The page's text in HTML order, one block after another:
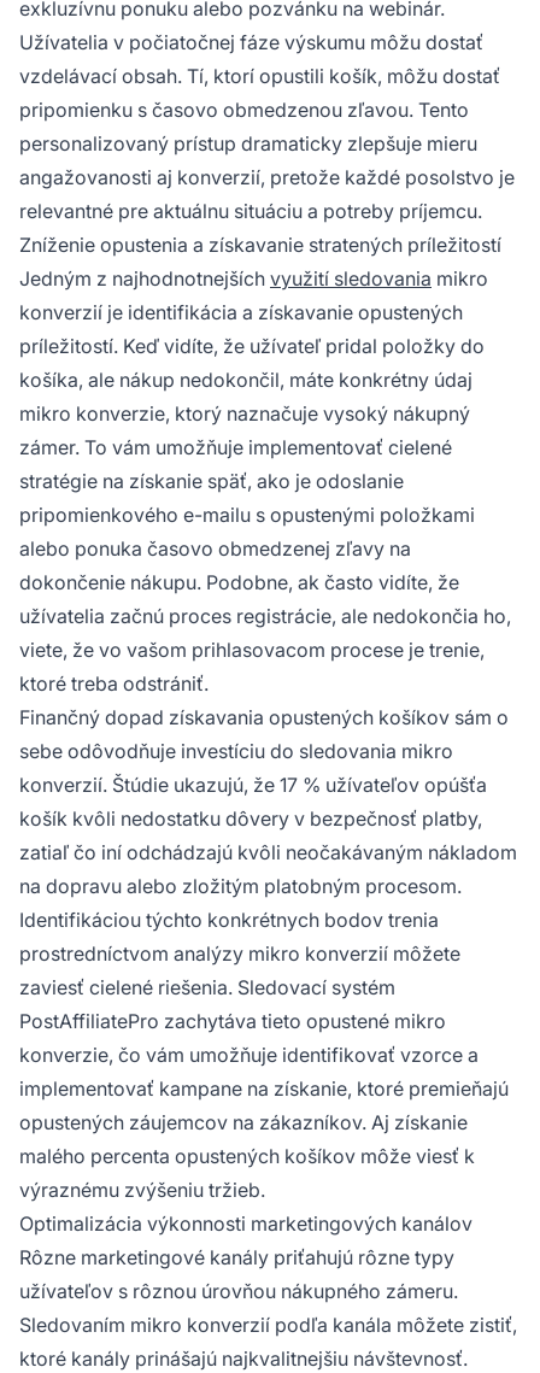
exkluzívnu ponuku alebo pozvánku na webinár.
Užívatelia v počiatočnej fáze výskumu môžu dostať
vzdelávací obsah. Tí, ktorí opustili košík, môžu dostať
pripomienku s časovo obmedzenou zľavou. Tento
personalizovaný prístup dramaticky zlepšuje mieru
angažovanosti aj konverzií, pretože každé posolstvo je
relevantné pre aktuálnu situáciu a potreby príjemcu.
Zníženie opustenia a získavanie stratených príležitostí
Jedným z najhodnotnejších využití sledovania mikro
konverzií je identifikácia a získavanie opustených
príležitostí. Keď vidíte, že užívateľ pridal položky do
košíka, ale nákup nedokončil, máte konkrétny údaj
mikro konverzie, ktorý naznačuje vysoký nákupný
zámer. To vám umožňuje implementovať cielené
stratégie na získanie späť, ako je odoslanie
pripomienkového e-mailu s opustenými položkami
alebo ponuka časovo obmedzenej zľavy na
dokončenie nákupu. Podobne, ak často vidíte, že
užívatelia začnú proces registrácie, ale nedokončia ho,
viete, že vo vašom prihlasovacom procese je trenie,
ktoré treba odstrániť.
Finančný dopad získavania opustených košíkov sám o
sebe odôvodňuje investíciu do sledovania mikro
konverzií. Štúdie ukazujú, že 17 % užívateľov opúšťa
košík kvôli nedostatku dôvery v bezpečnosť platby,
zatiaľ čo iní odchádzajú kvôli neočakávaným nákladom
na dopravu alebo zložitým platobným procesom.
Identifikáciou týchto konkrétnych bodov trenia
prostredníctvom analýzy mikro konverzií môžete
zaviesť cielené riešenia. Sledovací systém
PostAffiliatePro zachytáva tieto opustené mikro
konverzie, čo vám umožňuje identifikovať vzorce a
implementovať kampane na získanie, ktoré premieňajú
opustených záujemcov na zákazníkov. Aj získanie
malého percenta opustených košíkov môže viesť k
výraznému zvýšeniu tržieb.
Optimalizácia výkonnosti marketingových kanálov
Rôzne marketingové kanály priťahujú rôzne typy
užívateľov s rôznou úrovňou nákupného zámeru.
Sledovaním mikro konverzií podľa kanála môžete zistiť,
ktoré kanály prinášajú najkvalitnejšiu návštevnosť.